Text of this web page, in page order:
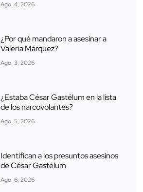
Ago. 4, 2026
¿Por qué mandaron a asesinar a
Valeria Márquez?
Ago. 3, 2026
¿Estaba César Gastélum en la lista
de los narcovolantes?
Ago. 5, 2026
Identifican a los presuntos asesinos
de César Gastélum
Ago. 6, 2026